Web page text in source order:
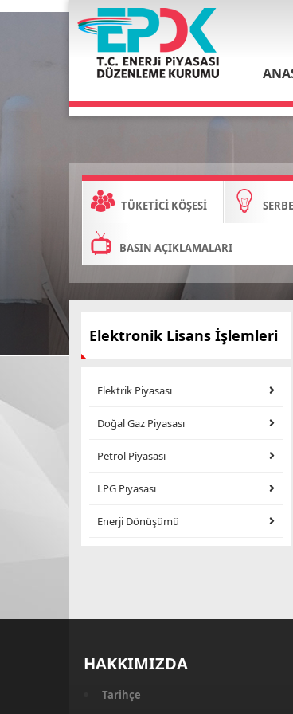
TÜKETİCİ KÖŞESİ
BASIN AÇIKLAMALARI
Elektronik Lisans İşlemleri
Elektrik Piyasası
Doğal Gaz Piyasası
Petrol Piyasası
LPG Piyasası
Enerji Dönüşümü
HAKKIMIZDA
Tarihçe